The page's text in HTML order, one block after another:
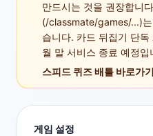
만드시는 것을 권장합니
(/classmate/games/...)
습니다. 카드 뒤집기 단
월 말 서비스 종료 예정입
스피드 퀴즈 배틀 바로가
게임 설정